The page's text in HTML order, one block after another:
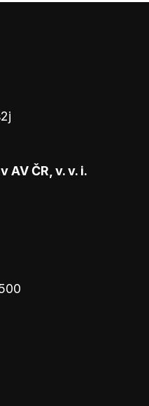
ČR, v. v. i.